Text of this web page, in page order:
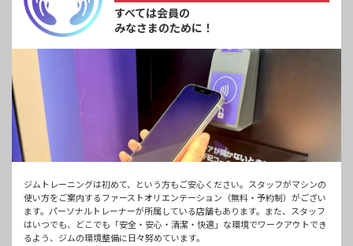
すべては会員の
みなさまのために！
ジムトレーニングは初めて、という方もご安心ください。スタッフがマシンの
使い方をご案内するファーストオリエンテーション（無料・予約制）がござい
ます。パーソナルトレーナーが所属している店舗もあります。また、スタッフ
はいつでも、どこでも「安全・安心・清潔・快適」な環境でワークアウトでき
るよう、ジムの環境整備に日々努めています。